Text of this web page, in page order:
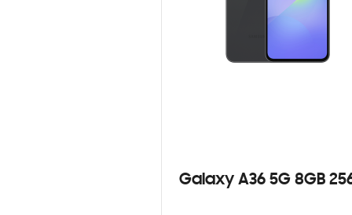
Galaxy A36 5G 8GB